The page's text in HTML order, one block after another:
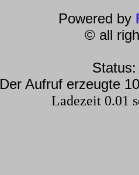
Powered by
© all
Der Aufruf erzeugte
Ladezeit 0.01